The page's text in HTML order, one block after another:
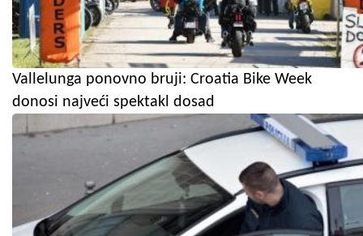
Vallelunga ponovno bruji: Croatia Bike Week
donosi najveći spektakl dosad